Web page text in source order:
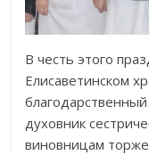
В честь этого
Елисаветинском
духовник
виновницам